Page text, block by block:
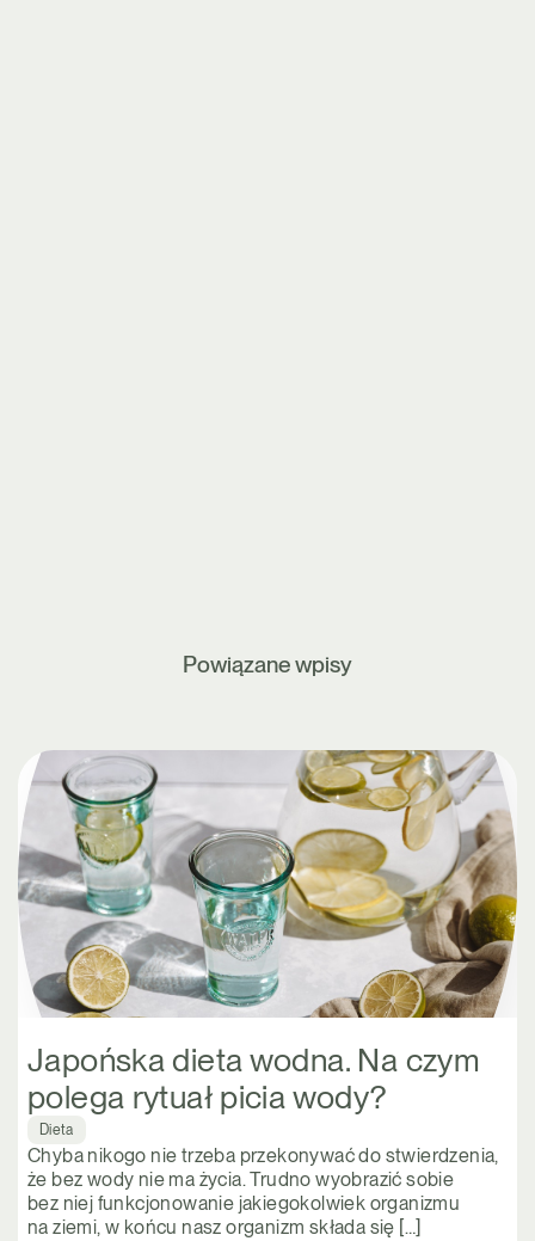
Powiązane wpisy
Japońska dieta wodna. Na czym
polega rytuał picia wody?
Dieta
Chyba nikogo nie trzeba przekonywać do stwierdzenia,
że bez wody nie ma życia. Trudno wyobrazić sobie
bez niej funkcjonowanie jakiegokolwiek organizmu
na ziemi, w końcu nasz organizm składa się […]